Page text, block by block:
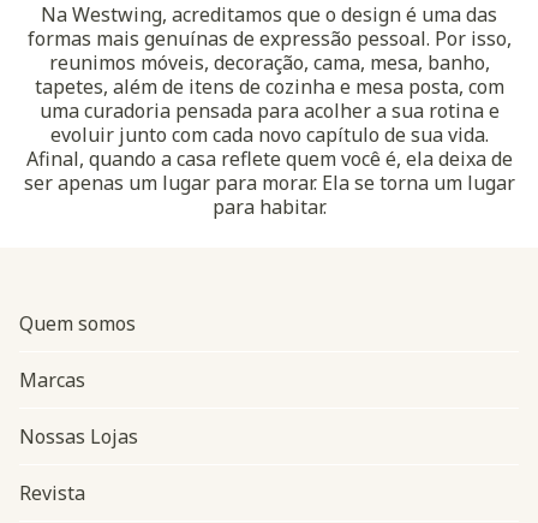
Na Westwing, acreditamos que o design é uma das
formas mais genuínas de expressão pessoal. Por isso,
reunimos móveis, decoração, cama, mesa, banho,
tapetes, além de itens de cozinha e mesa posta, com
uma curadoria pensada para acolher a sua rotina e
evoluir junto com cada novo capítulo de sua vida.
Afinal, quando a casa reflete quem você é, ela deixa de
ser apenas um lugar para morar. Ela se torna um lugar
para habitar.
Quem somos
Marcas
Nossas Lojas
Revista